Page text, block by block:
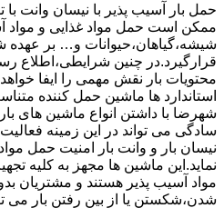
حمل بار آسیب پذیر با نیسان وانت با
ممکن است حمل مواد غذایی و مواد
شیشه،گیاهان،حیوانات و… بر
قرارگیرد.در چنین
محتویات بار نقش مهمی را ایفا
استاندارد ها ماشین حمل کننده
شهرضا با داشتن انواع ماشین های
سادگی می تواند در این زمینه
نیسان بار و وانت بار امنیت حمل
نماید.این ماشین ها مجهز به کلیه
مواد آسیب پذیر هستند و مشتریان
شدن،شکستن یا از بین رفتن بار می